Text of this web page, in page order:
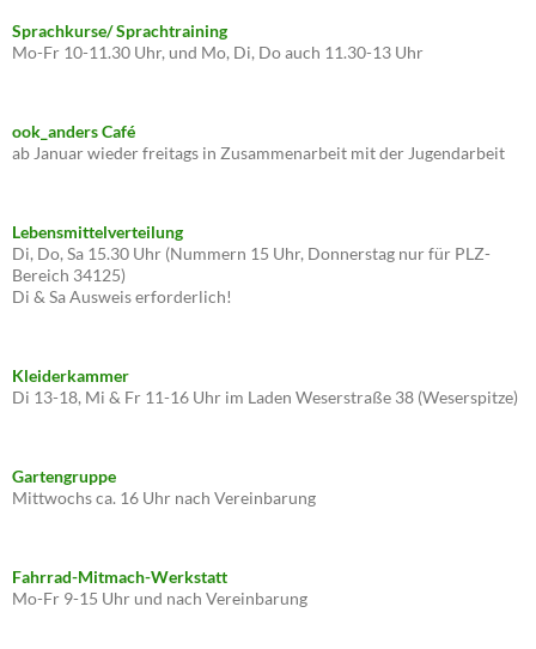
Sprachkurse/ Sprachtraining
Mo-Fr 10-11.30 Uhr, und Mo, Di, Do auch 11.30-13 Uhr
ook_anders Café
ab Januar wieder freitags in Zusammenarbeit mit der Jugendarbeit
Lebensmittelverteilung
Di, Do, Sa 15.30 Uhr (Nummern 15 Uhr, Donnerstag nur für PLZ-
Bereich 34125)
Di & Sa Ausweis erforderlich!
Kleiderkammer
Di 13-18, Mi & Fr 11-16 Uhr im Laden Weserstraße 38 (Weserspitze)
Gartengruppe
Mittwochs ca. 16 Uhr nach Vereinbarung
Fahrrad-Mitmach-Werkstatt
Mo-Fr 9-15 Uhr und nach Vereinbarung